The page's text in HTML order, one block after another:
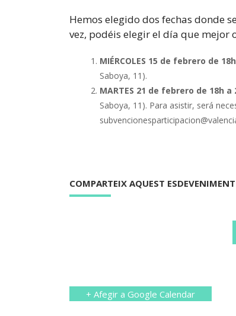
Hemos elegido dos fechas donde
vez, podéis elegir el día que mejor
MIÉRCOLES 15 de febrero de
Saboya, 11).
MARTES 21 de febrero de 18h a
Saboya, 11). Para asistir, será
COMPARTEIX AQUEST ESDEVENIMENT
+ Afegir a Google Calendar